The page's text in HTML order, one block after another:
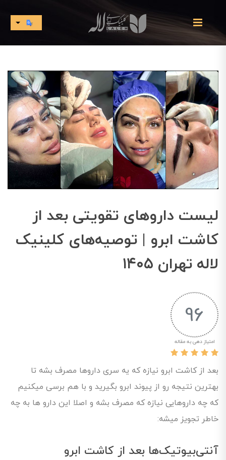
لیست داروهای تقویتی بعد از
کاشت ابرو | توصیه‌های کلینیک
لاله تهران ۱۴۰۵
96
امتیاز دهی به مقاله
بعد از کاشت ابرو نیازه که یه سری داروها مصرف بشه تا
بهترین نتیجه رو از پیوند ابرو بگیرید و با هم برسی میکنیم
که چه داروهایی نیازه که مصرف بشه و اصلا این دارو ها به چه
خاطر تجویز میشه:
آنتی‌بیوتیک‌ها بعد از کاشت ابرو